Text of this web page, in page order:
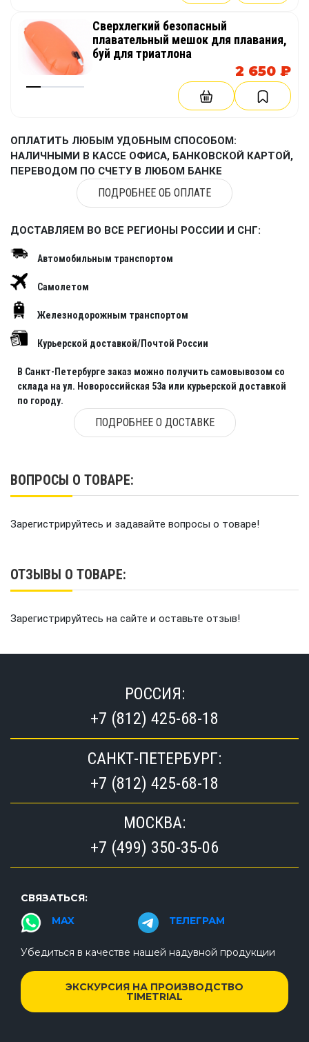
Сверхлегкий безопасный
плавательный мешок для плавания,
буй для триатлона
2 650 ₽
ОПЛАТИТЬ ЛЮБЫМ УДОБНЫМ СПОСОБОМ:
НАЛИЧНЫМИ В КАССЕ ОФИСА, БАНКОВСКОЙ КАРТОЙ,
ПЕРЕВОДОМ ПО СЧЕТУ В ЛЮБОМ БАНКЕ
ПОДРОБНЕЕ ОБ ОПЛАТЕ
ДОСТАВЛЯЕМ ВО ВСЕ РЕГИОНЫ РОССИИ И СНГ:
Автомобильным транспортом
Самолетом
Железнодорожным транспортом
Курьерской доставкой/Почтой России
В Санкт-Петербурге заказ можно получить самовывозом со
склада на ул. Новороссийская 53а или курьерской доставкой
по городу.
ПОДРОБНЕЕ О ДОСТАВКЕ
ВОПРОСЫ О ТОВАРЕ:
Зарегистрируйтесь и задавайте вопросы о товаре!
ОТЗЫВЫ О ТОВАРЕ:
Зарегистрируйтесь на сайте и оставьте отзыв!
РОССИЯ:
+7 (812) 425-68-18
САНКТ-ПЕТЕРБУРГ:
+7 (812) 425-68-18
МОСКВА:
+7 (499) 350-35-06
СВЯЗАТЬСЯ:
MAX
ТЕЛЕГРАМ
Убедиться в качестве нашей надувной продукции
ЭКСКУРСИЯ НА ПРОИЗВОДСТВО
TIMETRIAL